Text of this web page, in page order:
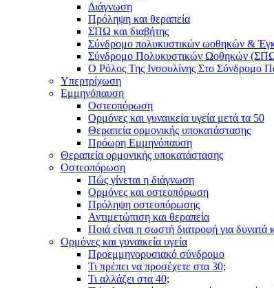
Διάγνωση
Πρόληψη και θεραπεία
ΣΠΩ και διαβήτης
Σύνδρομο πολυκυστικών ωοθηκών &
Σύνδρομο Πολυκυστικών Ωοθηκών
Ο Ρόλος Της Ινσουλίνης Στο Σύνδρομο
Υπερτρίχωση
Εμμηνόπαυση
Οστεοπόρωση
Ορμόνες και γυναικεία υγεία μετά τα 50
Θεραπεία ορμονικής υποκατάστασης
Πρόωρη Εμμηνόπαυση
Θεραπεία ορμονικής υποκατάστασης
Οστεοπόρωση
Πώς γίνεται η διάγνωση
Ορμόνες και οστεοπόρωση
Πρόληψη οστεοπόρωσης
Αντιμετώπιση και θεραπεία
Ποιά είναι η σωστή διατροφή για δυνατά
Ορμόνες και γυναικεία υγεία
Προεμμηνορυσιακό σύνδρομο
Τι πρέπει να προσέχετε στα 30;
Τι αλλάζει στα 40;